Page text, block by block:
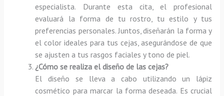
especialista. Durante esta cita, el profesional
evaluará la forma de tu rostro, tu estilo y tus
preferencias personales. Juntos, diseñarán la forma y
el color ideales para tus cejas, asegurándose de que
se ajusten a tus rasgos faciales y tono de piel.
¿Cómo se realiza el diseño de las cejas?
El diseño se lleva a cabo utilizando un lápiz
cosmético para marcar la forma deseada. Es crucial